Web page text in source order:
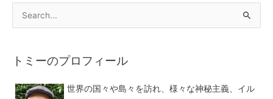
トミーのプロフィール
世界の国々や島々を訪れ、様々な神秘主義、イル